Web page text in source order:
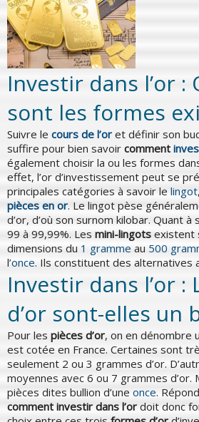
Investir dans l’or :
sont les formes
Suivre le cours de l’or et définir son
suffire pour bien savoir comment
également choisir la ou les formes
effet, l’or d’investissement peut se
principales catégories à savoir le lingot
pièces en or. Le lingot pèse
d’or, d’où son surnom kilobar. Quant
99 à 99,99%. Les mini-lingots existent
dimensions du 1 gramme au 500
l’once. Ils constituent des alternatives
Investir dans l’or :
d’or sont-elles un
Pour les pièces d’or, on en dénombre
est cotée en France. Certaines sont
seulement 2 ou 3 grammes d’or.
moyennes avec 6 ou 7 grammes d’or.
pièces dites bullion d’une once.
comment investir dans l’or doit donc